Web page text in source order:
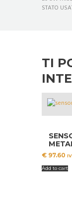
STATO
TI
€ 97.60
Add to cart